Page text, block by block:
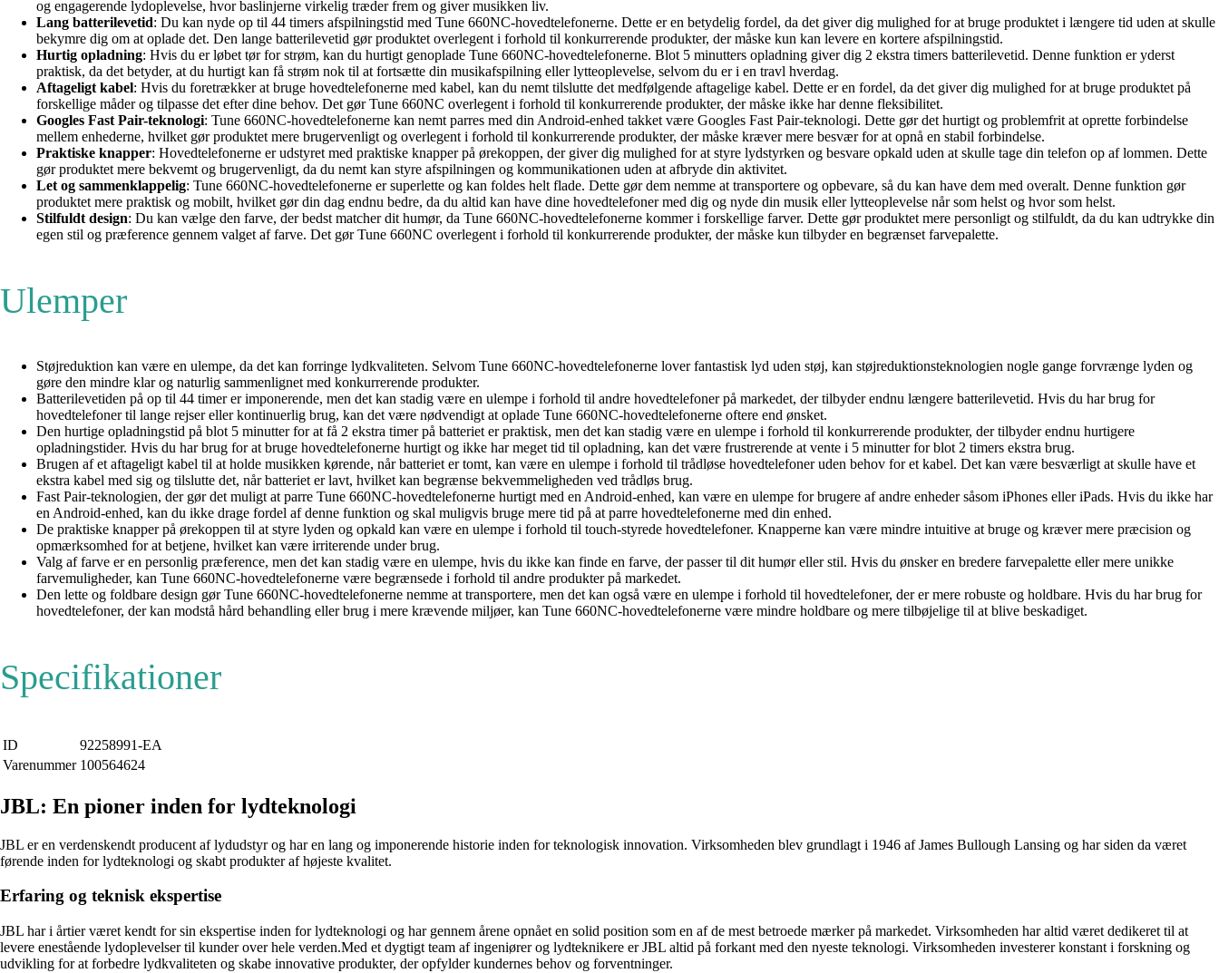
og engagerende lydoplevelse, hvor baslinjerne virkelig træder frem og giver musikken liv.
Lang batterilevetid: Du kan nyde op til 44 timers afspilningstid med Tune 660NC-hovedtelefonerne. Dette er en betydelig fordel, da det giver dig mulighed for at bruge produktet i længere tid uden at skulle
bekymre dig om at oplade det. Den lange batterilevetid gør produktet overlegent i forhold til konkurrerende produkter, der måske kun kan levere en kortere afspilningstid.
Hurtig opladning: Hvis du er løbet tør for strøm, kan du hurtigt genoplade Tune 660NC-hovedtelefonerne. Blot 5 minutters opladning giver dig 2 ekstra timers batterilevetid. Denne funktion er yderst
praktisk, da det betyder, at du hurtigt kan få strøm nok til at fortsætte din musikafspilning eller lytteoplevelse, selvom du er i en travl hverdag.
Aftageligt kabel: Hvis du foretrækker at bruge hovedtelefonerne med kabel, kan du nemt tilslutte det medfølgende aftagelige kabel. Dette er en fordel, da det giver dig mulighed for at bruge produktet på
forskellige måder og tilpasse det efter dine behov. Det gør Tune 660NC overlegent i forhold til konkurrerende produkter, der måske ikke har denne fleksibilitet.
Googles Fast Pair-teknologi: Tune 660NC-hovedtelefonerne kan nemt parres med din Android-enhed takket være Googles Fast Pair-teknologi. Dette gør det hurtigt og problemfrit at oprette forbindelse
mellem enhederne, hvilket gør produktet mere brugervenligt og overlegent i forhold til konkurrerende produkter, der måske kræver mere besvær for at opnå en stabil forbindelse.
Praktiske knapper: Hovedtelefonerne er udstyret med praktiske knapper på ørekoppen, der giver dig mulighed for at styre lydstyrken og besvare opkald uden at skulle tage din telefon op af lommen. Dette
gør produktet mere bekvemt og brugervenligt, da du nemt kan styre afspilningen og kommunikationen uden at afbryde din aktivitet.
Let og sammenklappelig: Tune 660NC-hovedtelefonerne er superlette og kan foldes helt flade. Dette gør dem nemme at transportere og opbevare, så du kan have dem med overalt. Denne funktion gør
produktet mere praktisk og mobilt, hvilket gør din dag endnu bedre, da du altid kan have dine hovedtelefoner med dig og nyde din musik eller lytteoplevelse når som helst og hvor som helst.
Stilfuldt design: Du kan vælge den farve, der bedst matcher dit humør, da Tune 660NC-hovedtelefonerne kommer i forskellige farver. Dette gør produktet mere personligt og stilfuldt, da du kan udtrykke din
egen stil og præference gennem valget af farve. Det gør Tune 660NC overlegent i forhold til konkurrerende produkter, der måske kun tilbyder en begrænset farvepalette.
Ulemper
Støjreduktion kan være en ulempe, da det kan forringe lydkvaliteten. Selvom Tune 660NC-hovedtelefonerne lover fantastisk lyd uden støj, kan støjreduktionsteknologien nogle gange forvrænge lyden og
gøre den mindre klar og naturlig sammenlignet med konkurrerende produkter.
Batterilevetiden på op til 44 timer er imponerende, men det kan stadig være en ulempe i forhold til andre hovedtelefoner på markedet, der tilbyder endnu længere batterilevetid. Hvis du har brug for
hovedtelefoner til lange rejser eller kontinuerlig brug, kan det være nødvendigt at oplade Tune 660NC-hovedtelefonerne oftere end ønsket.
Den hurtige opladningstid på blot 5 minutter for at få 2 ekstra timer på batteriet er praktisk, men det kan stadig være en ulempe i forhold til konkurrerende produkter, der tilbyder endnu hurtigere
opladningstider. Hvis du har brug for at bruge hovedtelefonerne hurtigt og ikke har meget tid til opladning, kan det være frustrerende at vente i 5 minutter for blot 2 timers ekstra brug.
Brugen af et aftageligt kabel til at holde musikken kørende, når batteriet er tomt, kan være en ulempe i forhold til trådløse hovedtelefoner uden behov for et kabel. Det kan være besværligt at skulle have et
ekstra kabel med sig og tilslutte det, når batteriet er lavt, hvilket kan begrænse bekvemmeligheden ved trådløs brug.
Fast Pair-teknologien, der gør det muligt at parre Tune 660NC-hovedtelefonerne hurtigt med en Android-enhed, kan være en ulempe for brugere af andre enheder såsom iPhones eller iPads. Hvis du ikke har
en Android-enhed, kan du ikke drage fordel af denne funktion og skal muligvis bruge mere tid på at parre hovedtelefonerne med din enhed.
De praktiske knapper på ørekoppen til at styre lyden og opkald kan være en ulempe i forhold til touch-styrede hovedtelefoner. Knapperne kan være mindre intuitive at bruge og kræver mere præcision og
opmærksomhed for at betjene, hvilket kan være irriterende under brug.
Valg af farve er en personlig præference, men det kan stadig være en ulempe, hvis du ikke kan finde en farve, der passer til dit humør eller stil. Hvis du ønsker en bredere farvepalette eller mere unikke
farvemuligheder, kan Tune 660NC-hovedtelefonerne være begrænsede i forhold til andre produkter på markedet.
Den lette og foldbare design gør Tune 660NC-hovedtelefonerne nemme at transportere, men det kan også være en ulempe i forhold til hovedtelefoner, der er mere robuste og holdbare. Hvis du har brug for
hovedtelefoner, der kan modstå hård behandling eller brug i mere krævende miljøer, kan Tune 660NC-hovedtelefonerne være mindre holdbare og mere tilbøjelige til at blive beskadiget.
Specifikationer
ID
92258991-EA
Varenummer 100564624
JBL: En pioner inden for lydteknologi
JBL er en verdenskendt producent af lydudstyr og har en lang og imponerende historie inden for teknologisk innovation. Virksomheden blev grundlagt i 1946 af James Bullough Lansing og har siden da været
førende inden for lydteknologi og skabt produkter af højeste kvalitet.
Erfaring og teknisk ekspertise
JBL har i årtier været kendt for sin ekspertise inden for lydteknologi og har gennem årene opnået en solid position som en af de mest betroede mærker på markedet. Virksomheden har altid været dedikeret til at
levere enestående lydoplevelser til kunder over hele verden.Med et dygtigt team af ingeniører og lydteknikere er JBL altid på forkant med den nyeste teknologi. Virksomheden investerer konstant i forskning og
udvikling for at forbedre lydkvaliteten og skabe innovative produkter, der opfylder kundernes behov og forventninger.